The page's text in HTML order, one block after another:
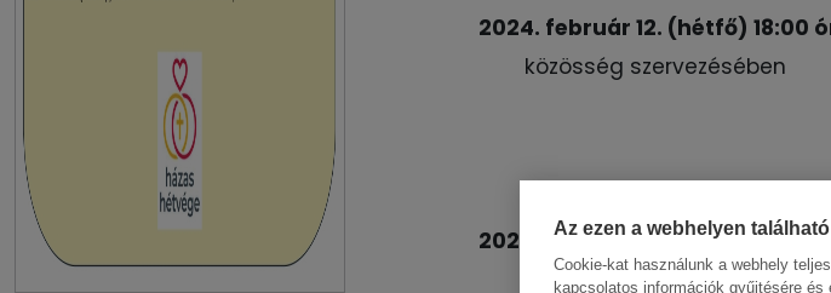
2024. február 12. (hétfő) 18:00
közösség szervezésében
2024. február 17. (szombat)
Az ezen a webhelyen
Cookie-kat használunk a webhely
kapcsolatos információk gyűjtésére